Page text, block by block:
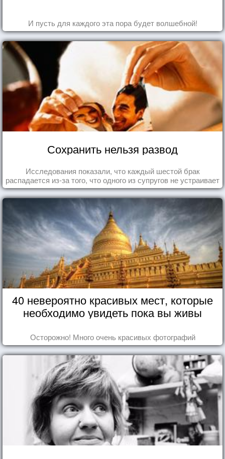
И пусть для каждого эта пора будет волшебной!
Сохранить нельзя развод
Исследования показали, что каждый шестой брак
распадается из-за того, что одного из супругов не устраивает
та роль, которая выпала ему в семье.
40 невероятно красивых мест, которые
необходимо увидеть пока вы живы
Осторожно! Много очень красивых фотографий